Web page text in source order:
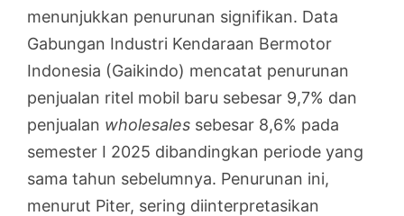
menunjukkan penurunan signifikan. Data
Gabungan Industri Kendaraan Bermotor
Indonesia (Gaikindo) mencatat penurunan
penjualan ritel mobil baru sebesar 9,7% dan
penjualan wholesales sebesar 8,6% pada
semester I 2025 dibandingkan periode yang
sama tahun sebelumnya. Penurunan ini,
menurut Piter, sering diinterpretasikan